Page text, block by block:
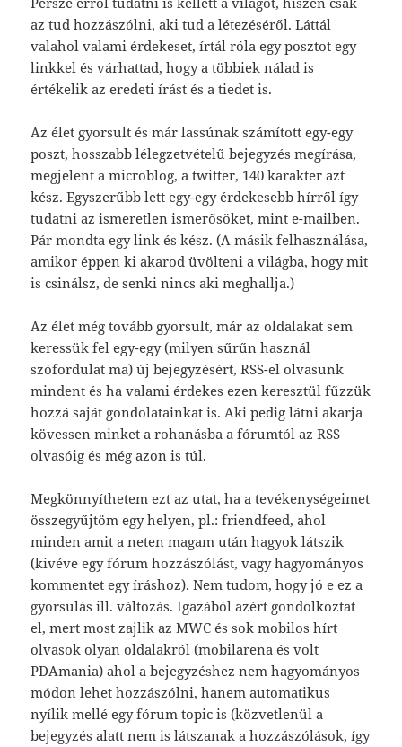
az tud hozzászólni, aki tud a létezéséről. Láttál
valahol valami érdekeset, írtál róla egy posztot egy
linkkel és várhattad, hogy a többiek nálad is
értékelik az eredeti írást és a tiedet is.
Az élet gyorsult és már lassúnak számított egy-egy
poszt, hosszabb lélegzetvételű bejegyzés megírása,
megjelent a microblog, a twitter, 140 karakter azt
kész. Egyszerűbb lett egy-egy érdekesebb hírről így
tudatni az ismeretlen ismerősöket, mint e-mailben.
Pár mondta egy link és kész. (A másik felhasználása,
amikor éppen ki akarod üvölteni a világba, hogy mit
is csinálsz, de senki nincs aki meghallja.)
Az élet még tovább gyorsult, már az oldalakat sem
keressük fel egy-egy (milyen sűrűn használ
szófordulat ma) új bejegyzésért, RSS-el olvasunk
mindent és ha valami érdekes ezen keresztül fűzzük
hozzá saját gondolatainkat is. Aki pedig látni akarja
kövessen minket a rohanásba a fórumtól az RSS
olvasóig és még azon is túl.
Megkönnyíthetem ezt az utat, ha a tevékenységeimet
összegyűjtöm egy helyen, pl.: friendfeed, ahol
minden amit a neten magam után hagyok látszik
(kivéve egy fórum hozzászólást, vagy hagyományos
kommentet egy íráshoz). Nem tudom, hogy jó e ez a
gyorsulás ill. változás. Igazából azért gondolkoztat
el, mert most zajlik az MWC és sok mobilos hírt
olvasok olyan oldalakról (mobilarena és volt
PDAmania) ahol a bejegyzéshez nem hagyományos
módon lehet hozzászólni, hanem automatikus
nyílik mellé egy fórum topic is (közvetlenül a
bejegyzés alatt nem is látszanak a hozzászólások, így